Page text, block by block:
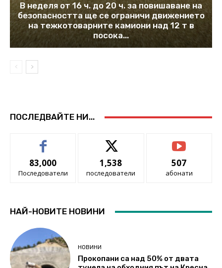
В неделя от 16 ч. до 20 ч. за повишаване на
безопасността ще се ограничи движението
на тежкотоварните камиони над 12 т в
посока...
ПОСЛЕДВАЙТЕ НИ...
83,000
Последователи
1,538
последователи
507
абонати
НАЙ-НОВИТЕ НОВИНИ
НОВИНИ
Прокопани са над 50% от двата